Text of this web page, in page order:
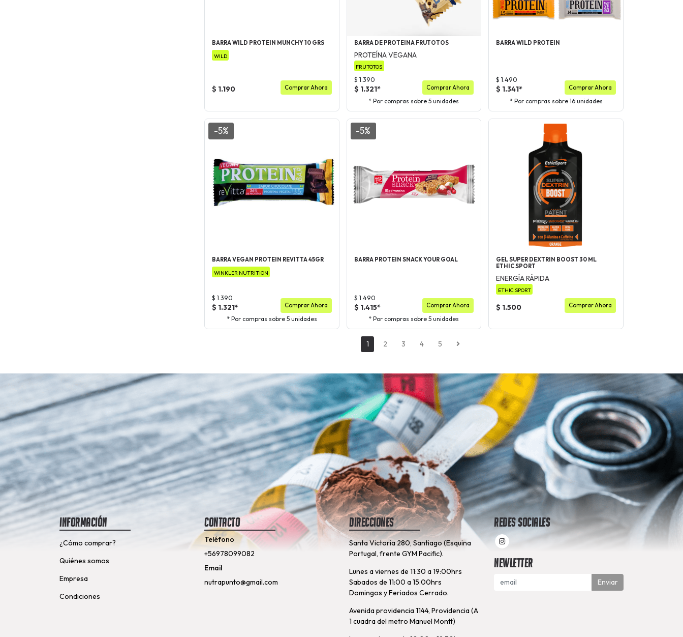
BARRA WILD PROTEIN MUNCHY 10 GRS
WILD
$ 1.190 Comprar Ahora
BARRA DE PROTEINA FRUTOTOS
PROTEÍNA VEGANA
FRUTOTOS
$ 1.390
$ 1.321* Comprar Ahora
* Por compras sobre 5 unidades
BARRA WILD PROTEIN
$ 1.490
$ 1.341* Comprar Ahora
* Por compras sobre 16 unidades
-5%
BARRA VEGAN PROTEIN REVITTA 45GR
WINKLER NUTRITION
$ 1.390
$ 1.321* Comprar Ahora
* Por compras sobre 5 unidades
-5%
BARRA PROTEIN SNACK YOUR GOAL
$ 1.490
$ 1.415* Comprar Ahora
* Por compras sobre 5 unidades
GEL SUPER DEXTRIN BOOST 30 ML
ETHIC SPORT
ENERGÍA RÁPIDA
ETHIC SPORT
$ 1.500 Comprar Ahora
1 2 3 4 5
Información
¿Cómo comprar?
Quiénes somos
Empresa
Condiciones
Contacto
Teléfono
+56978099082
Email
nutrapunto@gmail.com
Direcciones
Santa Victoria 280, Santiago (Esquina
Portugal, frente GYM Pacific).
Lunes a viernes de 11:30 a 19:00hrs
Sabados de 11:00 a 15:00hrs
Domingos y Feriados Cerrado.
Avenida providencia 1144, Providencia (A
1 cuadra del metro Manuel Montt)
Redes Sociales
Newletter
Enviar